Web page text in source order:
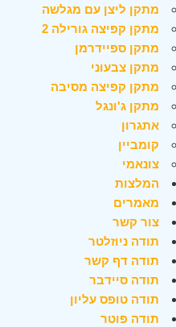
מתקן ליצן עם מגלשה
מתקן קפיצה גורילה 2
מתקן ספיידרמן
מתקן צבעוני
מתקן קפיצה מסיבה
מתקן ג'ונגל
אתגרון
קומביין
צונאמי
המלצות
מאמרים
צור קשר
תודה ניוזלטר
תודה דף קשר
תודה סיידבר
תודה טופס עליון
תודה פוטר